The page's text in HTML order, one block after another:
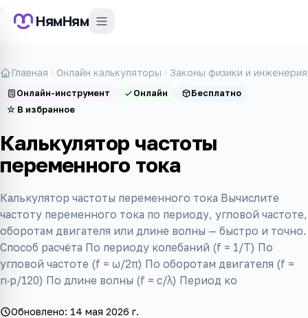
НямНям
Главная Онлайн калькуляторы Законы физики и инженерия
Онлайн-инструмент Онлайн
Бесплатно
☆ В избранное
Калькулятор частоты
переменного тока
Калькулятор частоты переменного тока Вычислите
частоту переменного тока по периоду, угловой частоте,
оборотам двигателя или длине волны — быстро и точно.
Способ расчёта По периоду колебаний (f = 1/T) По
угловой частоте (f = ω/2π) По оборотам двигателя (f =
n·p/120) По длине волны (f = c/λ) Период ко
Обновлено: 14 мая 2026 г.